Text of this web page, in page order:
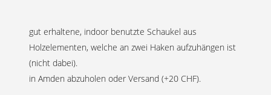
gut erhaltene, indoor benutzte Schaukel aus
Holzelementen, welche an zwei Haken aufzuhängen ist
(nicht dabei).
in Amden abzuholen oder Versand (+20 CHF).